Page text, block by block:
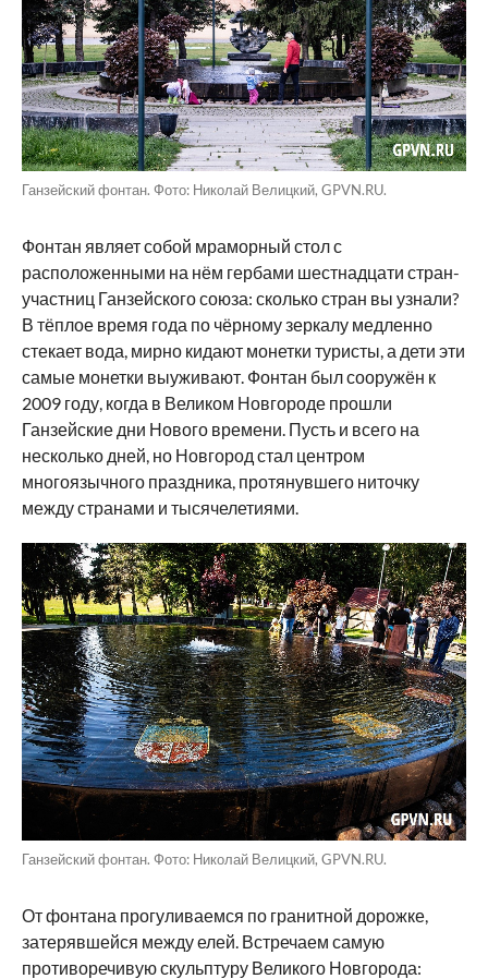
Ганзейский фонтан. Фото: Николай Велицкий, GPVN.RU.
Фонтан являет собой мраморный стол с
расположенными на нём гербами шестнадцати стран-
участниц Ганзейского союза: сколько стран вы узнали?
В тёплое время года по чёрному зеркалу медленно
стекает вода, мирно кидают монетки туристы, а дети эти
самые монетки выуживают. Фонтан был сооружён к
2009 году, когда в Великом Новгороде прошли
Ганзейские дни Нового времени. Пусть и всего на
несколько дней, но Новгород стал центром
многоязычного праздника, протянувшего ниточку
между странами и тысячелетиями.
Ганзейский фонтан. Фото: Николай Велицкий, GPVN.RU.
От фонтана прогуливаемся по гранитной дорожке,
затерявшейся между елей. Встречаем самую
противоречивую скульптуру Великого Новгорода: